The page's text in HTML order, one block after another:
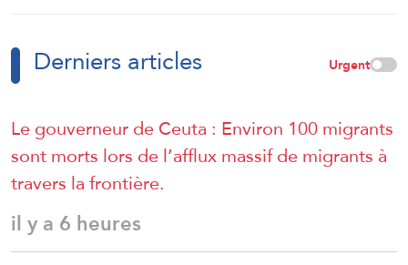
Derniers articles Urgent
Le gouverneur de Ceuta : Environ 100 migrants
sont morts lors de l’afflux massif de migrants à
travers la frontière.
il y a 6 heures